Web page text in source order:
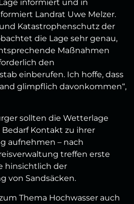
informiert und in
Landrat Uwe Melzer.
Katastrophenschutz der
die Lage sehr genau,
Maßnahmen
den
einberufen. Ich hoffe, dass
glimpflich davonkommen“,
sollten die Wetterlage
Kontakt zu ihrer
aufnehmen – nach
treffen erste
hinsichtlich der
von Sandsäcken.
Thema Hochwasser auch